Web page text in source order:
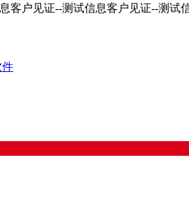
户见证--测试信息客户见证--测
件